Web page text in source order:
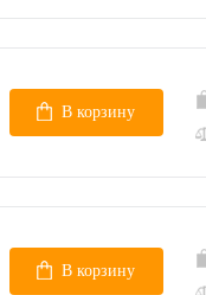
В корзину
В корзину